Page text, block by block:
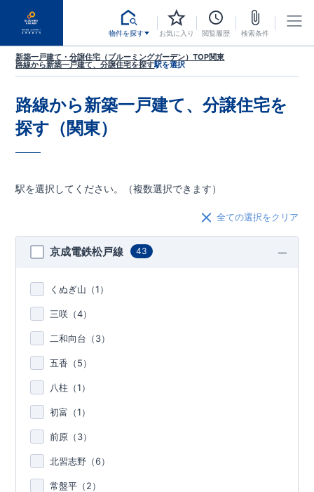
物件を探す お気に入り 閲覧履歴 検索条件
新築一戸建て・分譲住宅（ブルーミングガーデン）TOP関東
路線から新築一戸建て、分譲住宅を探す駅を選択
路線から新築一戸建て、分譲住宅を
探す（関東）
駅を選択してください。（複数選択できます）
全ての選択をクリア
京成電鉄松戸線 43
くぬぎ山（1）
三咲（4）
二和向台（3）
五香（5）
八柱（1）
初富（1）
前原（3）
北習志野（6）
常盤平（2）